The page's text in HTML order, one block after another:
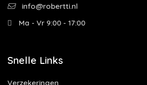
info@robertti.nl
Ma - Vr 9:00 - 17:00
Snelle Links
Verzekeringen